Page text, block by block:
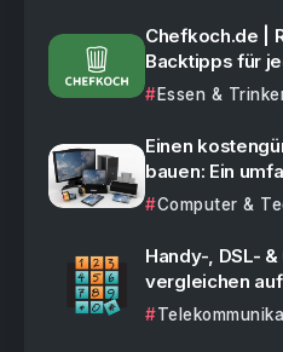
Chefkoch.de |
Backtipps für
Essen &
Einen
bauen: Ein
Computer &
Handy-, DSL-
vergleichen